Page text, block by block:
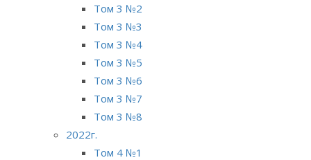
Том 3 №2
Том 3 №3
Том 3 №4
Том 3 №5
Том 3 №6
Том 3 №7
Том 3 №8
2022г.
Том 4 №1